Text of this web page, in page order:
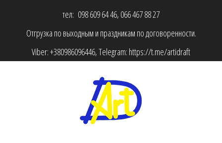
тел: 098 609 64 46, 066 467 88 27
Отгрузка по выходным и праздникам по договоренности.
Viber:+380986096446, Telegram: https://t.me/artidraft